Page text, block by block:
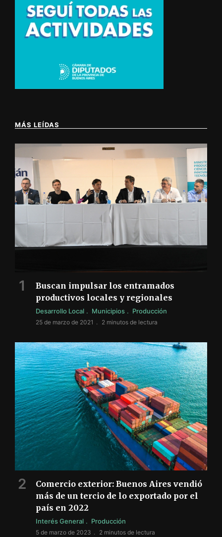
MÁS LEÍDAS
Buscan impulsar los entramados
productivos locales y regionales
Desarrollo Local Municipios Producción
25 de marzo de 2021 2 minutos de lectura
Comercio exterior: Buenos Aires vendió
más de un tercio de lo exportado por el
país en 2022
Interés General Producción
5 de marzo de 2023 2 minutos de lectura